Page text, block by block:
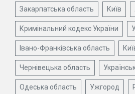
Закарпатська область Київ
Кримінальний кодекс України
Івано-Франківська область
Чернівецька область
Одеська область Ужгород